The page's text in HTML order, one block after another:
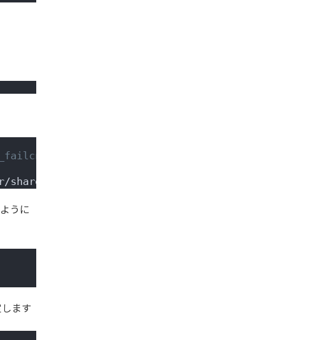
share/munin/plugins/beancounters_failcnt
うに
ます